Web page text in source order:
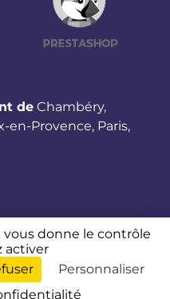
de Chambéry,
en-Provence, Paris,
- CRÉATION & RÉALISATION : ANSWEB
DE CONFIDENTIALITE
donne le contrôle
activer
Personnaliser